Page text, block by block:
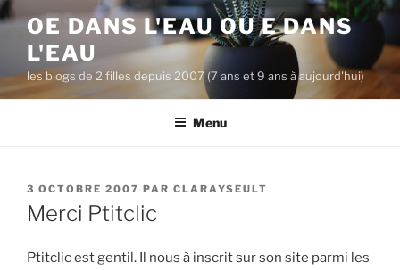
A
e
r
OE DANS L'EAU OU E DANS
L'EAU
les blogs de 2 filles depuis 2007 (7 ans et 9 ans à aujourd'hui)
Menu
P
U
B
I
3 OCTOBRE 2007 PAR CLARAYSEULT
Merci Ptitclic
Ptitclic est gentil. Il nous à inscrit sur son site parmi les